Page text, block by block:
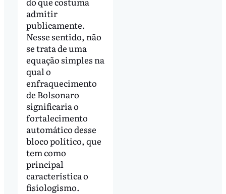
admitir
publicamente.
Nesse sentido, não
se trata de uma
equação simples na
qual o
enfraquecimento
de Bolsonaro
significaria o
fortalecimento
automático desse
bloco político, que
tem como
principal
característica o
fisiologismo.